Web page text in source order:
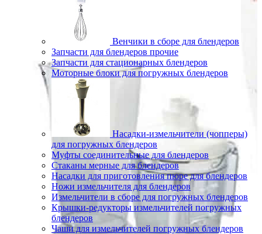
Венчики в сборе для блендеров
Запчасти для блендеров прочие
Запчасти для стационарных блендеров
Моторные блоки для погружных блендеров
Насадки-измельчители (чопперы)
для погружных блендеров
Муфты соединительные для блендеров
Стаканы мерные для блендеров
Насадки для приготовления пюре для блендеров
Ножи измельчителя для блендеров
Измельчители в сборе для погружных блендеров
Крышки-редукторы измельчителей погружных
блендеров
Чаши для измельчителей погружных блендеров